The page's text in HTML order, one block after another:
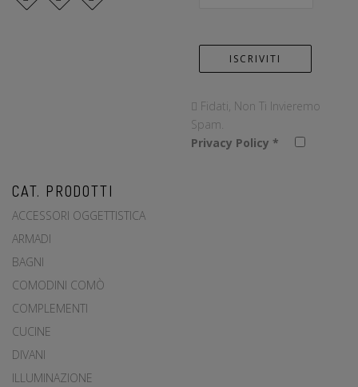
Fidati, Non Ti Invieremo
Spam.
Privacy Policy *
CAT. PRODOTTI
ACCESSORI OGGETTISTICA
ARMADI
BAGNI
COMODINI COMÒ
COMPLEMENTI
CUCINE
DIVANI
ILLUMINAZIONE